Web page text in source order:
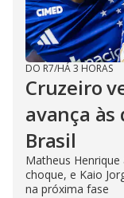
DO R7/HÁ 3 HORAS
Cruzeiro
avança às
Brasil
Matheus
choque, e Kaio
na próxima fase